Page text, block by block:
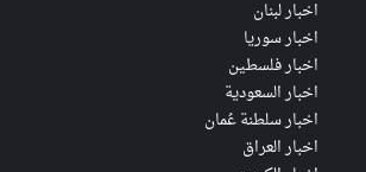
اخبار لبنان
اخبار سوريا
اخبار فلسطين
اخبار السعودية
اخبار سلطنة عُمان
اخبار العراق